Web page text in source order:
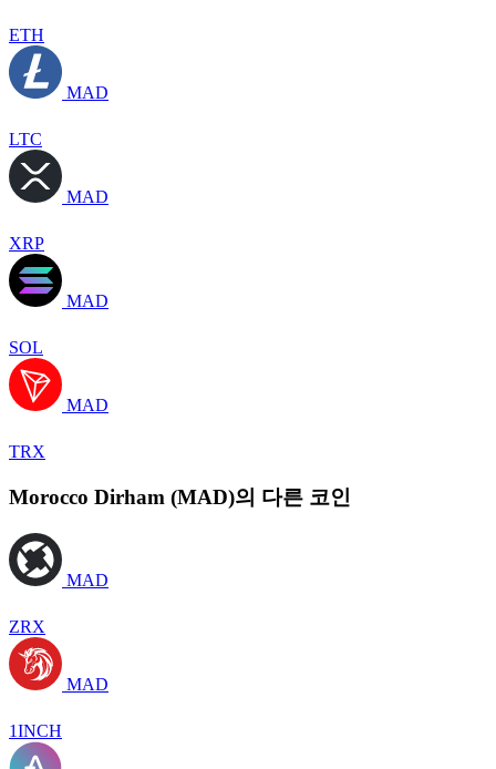
ETH
MAD
LTC
MAD
XRP
MAD
SOL
MAD
TRX
Morocco Dirham (MAD)의 다른 코인
MAD
ZRX
MAD
1INCH